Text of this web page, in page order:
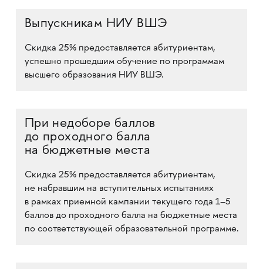
Выпускникам НИУ ВШЭ
Скидка 25% предоставляется абитуриентам,
успешно прошедшим обучение по программам
высшего образования НИУ ВШЭ.
При недоборе баллов
до проходного балла
на бюджетные места
Скидка 25% предоставляется абитуриентам,
не набравшим на вступительных испытаниях
в рамках приемной кампании текущего года 1–5
баллов до проходного балла на бюджетные места
по соответствующей образовательной программе.